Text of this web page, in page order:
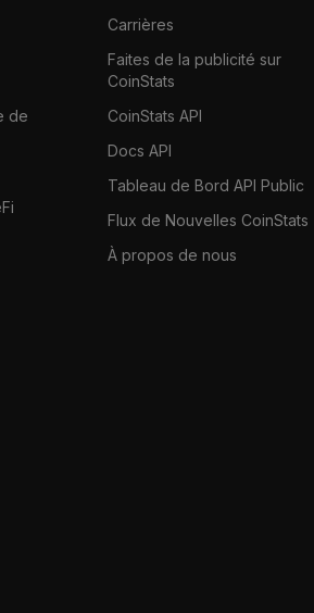
de
Carrières
Faites de la publicité sur
CoinStats
CoinStats API
Docs API
Tableau de Bord API Public
Flux de Nouvelles CoinStats
À propos de nous